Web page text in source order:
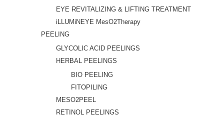
EYE REVITALIZING & LIFTING TREATMENT
iLLUMiNEYE MesO2Therapy
PEELING
GLYCOLIC ACID PEELINGS
HERBAL PEELINGS
BIO PEELING
FITOPILING
MESO2PEEL
RETINOL PEELINGS